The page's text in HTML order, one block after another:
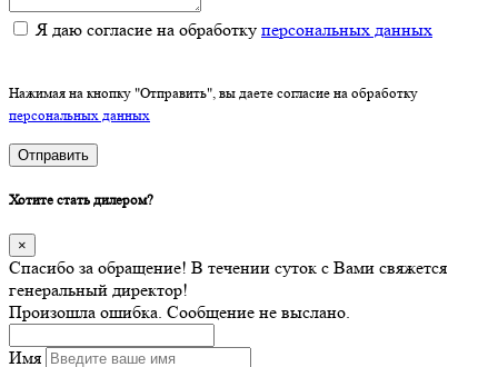
Я даю согласие на обработку персональных данных
Нажимая на кнопку "Отправить", вы даете согласие на обработку
персональных данных
Отправить
Хотите стать дилером?
×
Спасибо за обращение! В течении суток с Вами свяжется
генеральный директор!
Произошла ошибка. Сообщение не выслано.
Имя